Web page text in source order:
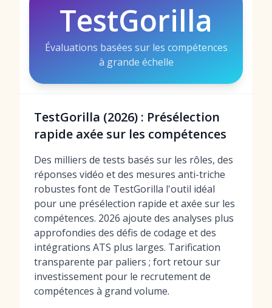
TestGorilla
Évaluations basées sur les compétences
à grande échelle
TestGorilla (2026) : Présélection
rapide axée sur les compétences
Des milliers de tests basés sur les rôles, des
réponses vidéo et des mesures anti-triche
robustes font de TestGorilla l'outil idéal
pour une présélection rapide et axée sur les
compétences. 2026 ajoute des analyses plus
approfondies des défis de codage et des
intégrations ATS plus larges. Tarification
transparente par paliers ; fort retour sur
investissement pour le recrutement de
compétences à grand volume.